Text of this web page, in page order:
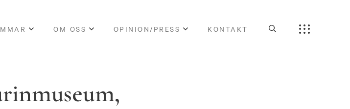
OM OSS OPINION/PRESS KONTAKT